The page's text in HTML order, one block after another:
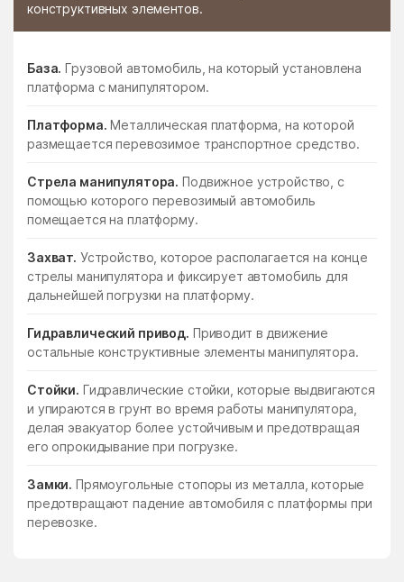
конструктивных элементов.
База. Грузовой автомобиль, на который установлена
платформа с манипулятором.
Платформа. Металлическая платформа, на которой
размещается перевозимое транспортное средство.
Стрела манипулятора. Подвижное устройство, с
помощью которого перевозимый автомобиль
помещается на платформу.
Захват. Устройство, которое располагается на конце
стрелы манипулятора и фиксирует автомобиль для
дальнейшей погрузки на платформу.
Гидравлический привод. Приводит в движение
остальные конструктивные элементы манипулятора.
Стойки. Гидравлические стойки, которые выдвигаются
и упираются в грунт во время работы манипулятора,
делая эвакуатор более устойчивым и предотвращая
его опрокидывание при погрузке.
Замки. Прямоугольные стопоры из металла, которые
предотвращают падение автомобиля с платформы при
перевозке.